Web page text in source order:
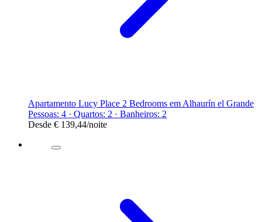
Apartamento Lucy Place 2 Bedrooms em Alhaurín el Grande
Pessoas: 4 · Quartos: 2 · Banheiros: 2
Desde € 139,44/noite